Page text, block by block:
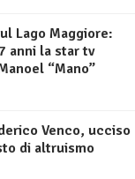
Lago Maggiore:
anni la star tv
“Mano”
Venco, ucciso
di altruismo